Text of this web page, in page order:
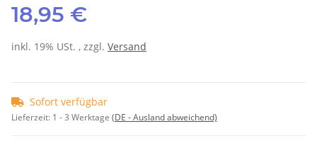
18,95 €
inkl. 19% USt. , zzgl. Versand
Sofort verfügbar
Lieferzeit: 1 - 3 Werktage (DE - Ausland abweichend)